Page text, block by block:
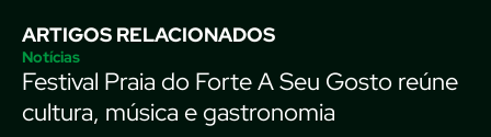
ARTIGOS RELACIONADOS
Notícias
Festival Praia do Forte A Seu Gosto reúne
cultura, música e gastronomia